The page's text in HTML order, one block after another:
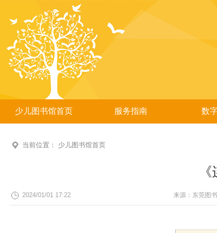
少儿图书馆首页 服务指南 数
当前位置： 少儿图书馆首页
2024/01/01 17:22 来源： 东莞图